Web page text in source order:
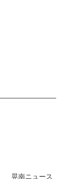
晃南ニュース